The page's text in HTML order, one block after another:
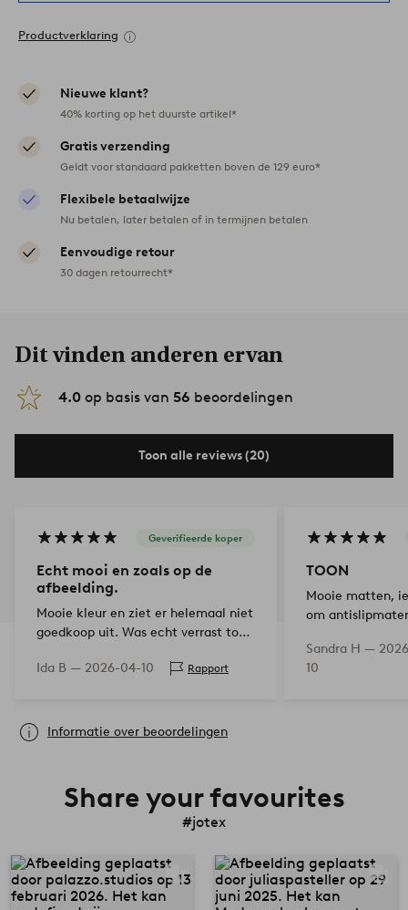
Productverklaring
Nieuwe klant?
40% korting op het duurste artikel*
Gratis verzending
Geldt voor standaard pakketten boven de 129 euro*
Flexibele betaalwijze
Nu betalen, later betalen of in termijnen betalen
Eenvoudige retour
30 dagen retourrecht*
Dit vinden anderen ervan
4.0 op basis van 56 beoordelingen
Toon alle reviews (20)
Geverifieerde koper
Echt mooi en zoals op de
afbeelding.
Mooie kleur en ziet er helemaal niet
goedkoop uit. Was echt verrast toen
Ida B — 2026-04-10 Rapport
TOON
Mooie matten,
om
Sandra H —
10
Informatie over beoordelingen
Share your favourites
#jotex